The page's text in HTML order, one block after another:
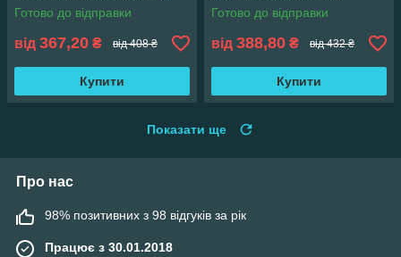
Готово до відправки
від 367,20 ₴ від 408 ₴
Купити
Готово до відправки
від 388,80 ₴ від 432 ₴
Купити
Показати ще
Про нас
98% позитивних з 98 відгуків за рік
Працює з 30.01.2018